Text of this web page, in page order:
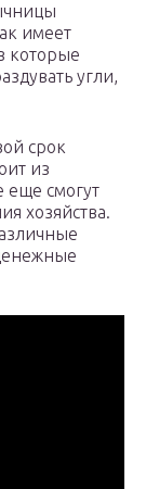
имеет
которые
угли,
срок
из
еще смогут
хозяйства.